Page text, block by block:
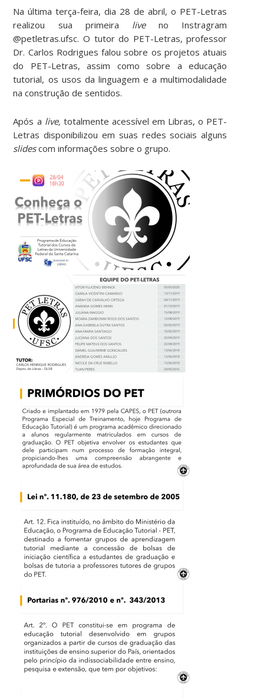
Na última terça-feira, dia 28 de abril, o PET-Letras
realizou sua primeira liveno Instragram
@petletras.ufsc. O tutor do PET-Letras, professor
Dr. Carlos Rodrigues falou sobre os projetos atuais
do PET-Letras, assim como sobre a educação
tutorial, os usos da linguagem e a multimodalidade
na construção de sentidos.
Após a live, totalmente acessível em Libras, o PET-
Letras disponibilizou em suas redes sociais alguns
slidescom informações sobre o grupo.